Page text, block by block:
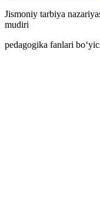
Jismoniy tarbiya
mudiri
pedagogika fanlari